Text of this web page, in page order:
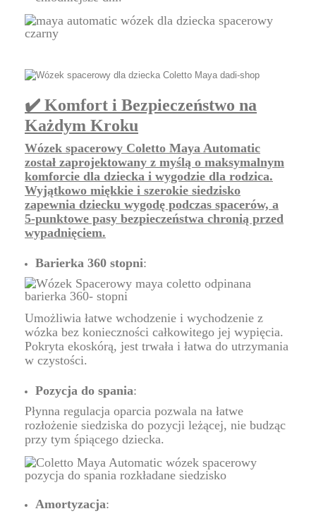
✔️ Komfort i Bezpieczeństwo na
Każdym Kroku
Wózek spacerowy Coletto Maya Automatic
został zaprojektowany z myślą o maksymalnym
komforcie dla dziecka i wygodzie dla rodzica.
Wyjątkowo miękkie i szerokie siedzisko
zapewnia dziecku wygodę podczas spacerów, a
5-punktowe pasy bezpieczeństwa chronią przed
wypadnięciem.
Barierka 360 stopni:
Umożliwia łatwe wchodzenie i wychodzenie z
wózka bez konieczności całkowitego jej wypięcia.
Pokryta ekoskórą, jest trwała i łatwa do utrzymania
w czystości.
Pozycja do spania:
Płynna regulacja oparcia pozwala na łatwe
rozłożenie siedziska do pozycji leżącej, nie budząc
przy tym śpiącego dziecka.
Amortyzacja: